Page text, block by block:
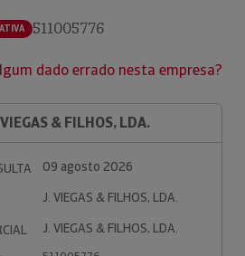
511005776
dado errado nesta empresa?
& FILHOS, LDA.
09 agosto 2026
J. VIEGAS & FILHOS, LDA.
J. VIEGAS & FILHOS, LDA.